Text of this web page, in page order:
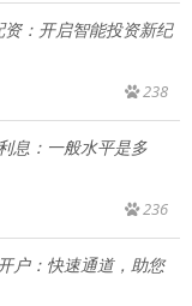
：开启智能投资新纪
238
息：一般水平是多
236
户：快速通道，助您